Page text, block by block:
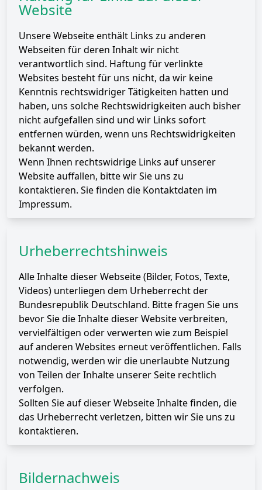
Website
Unsere Webseite enthält Links zu anderen
Webseiten für deren Inhalt wir nicht
verantwortlich sind. Haftung für verlinkte
Websites besteht für uns nicht, da wir keine
Kenntnis rechtswidriger Tätigkeiten hatten und
haben, uns solche Rechtswidrigkeiten auch bisher
nicht aufgefallen sind und wir Links sofort
entfernen würden, wenn uns Rechtswidrigkeiten
bekannt werden.
Wenn Ihnen rechtswidrige Links auf unserer
Website auffallen, bitte wir Sie uns zu
kontaktieren. Sie finden die Kontaktdaten im
Impressum.
Urheberrechtshinweis
Alle Inhalte dieser Webseite (Bilder, Fotos, Texte,
Videos) unterliegen dem Urheberrecht der
Bundesrepublik Deutschland. Bitte fragen Sie uns
bevor Sie die Inhalte dieser Website verbreiten,
vervielfältigen oder verwerten wie zum Beispiel
auf anderen Websites erneut veröffentlichen. Falls
notwendig, werden wir die unerlaubte Nutzung
von Teilen der Inhalte unserer Seite rechtlich
verfolgen.
Sollten Sie auf dieser Webseite Inhalte finden, die
das Urheberrecht verletzen, bitten wir Sie uns zu
kontaktieren.
Bildernachweis